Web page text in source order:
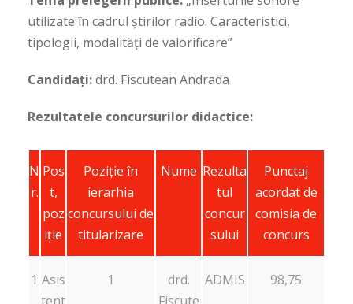
utilizate în cadrul știrilor radio. Caracteristici,
tipologii, modalități de valorificare”
Candidați:drd. Fiscutean Andrada
Rezultatele concursurilor didactice:
N
r.
Pos
t,
poz
iție
Poziţie în
ierarhia
concursului de
titularizare
Nume Rezulta
tul
concur
sului
Punctaj
acordat de
comisia de
concurs
1 Asis
1
drd.
ADMIS 98,75